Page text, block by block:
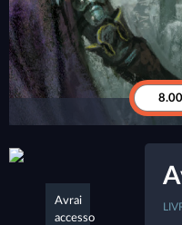
Avrai
accesso